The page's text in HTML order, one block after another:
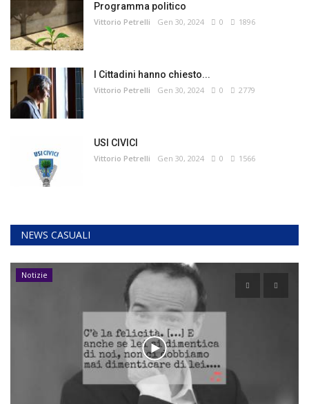
Programma politico
Vittorio Petrelli Gen 30, 2024 0 1896
I Cittadini hanno chiesto...
Vittorio Petrelli Gen 30, 2024 0 2779
USI CIVICI
Vittorio Petrelli Gen 30, 2024 0 1566
NEWS CASUALI
Notizie